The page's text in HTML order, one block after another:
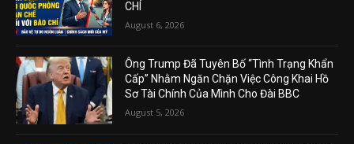
CHÍ
August 6, 2026
Ông Trump Đã Tuyên Bố “Tình Trạng Khẩn
Cấp” Nhằm Ngăn Chặn Việc Công Khai Hồ
Sơ Tài Chính Của Mình Cho Đài BBC
August 5, 2026